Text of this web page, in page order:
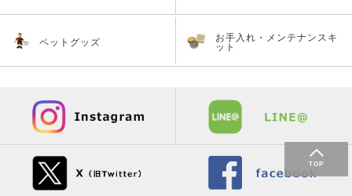
TOP
ペットグッズ
お手入れ・メンテナンスキ
ット